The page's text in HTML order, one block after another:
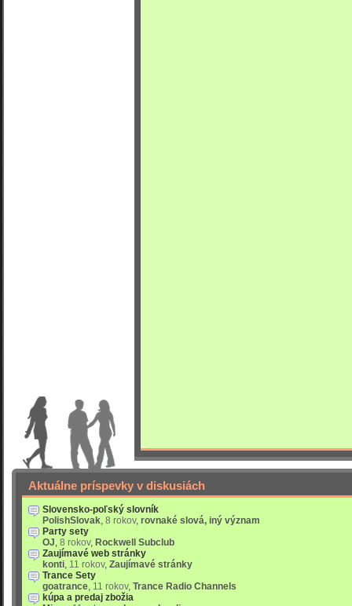
Aktuálne príspevky v diskusiách
Slovensko-poľský slovník
PolishSlovak, 8 rokov, rovnaké slová, iný význam
Party sety
OJ, 8 rokov, Rockwell Subclub
Zaujímavé web stránky
konti, 11 rokov, Zaujímavé stránky
Trance Sety
goatrance, 11 rokov, Trance Radio Channels
kúpa a predaj zbožia